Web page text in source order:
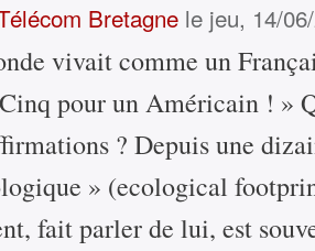
Bretagne le jeu, 14/
vivait comme un
pour un Américain ! »
? Depuis une
» (ecological
fait parler de lui, est